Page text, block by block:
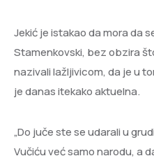
Jekić je istakao da mora da
Stamenkovski, bez obzira
nazivali lažljivicom, da je u
je danas itekako aktuelna.
„Do juče ste se udarali u
Vučiću već samo narodu, a